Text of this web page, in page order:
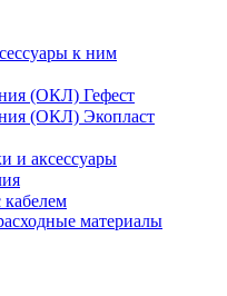
к ним
(ОКЛ) Гефест
(ОКЛ) Экопласт
и аксессуары
материалы